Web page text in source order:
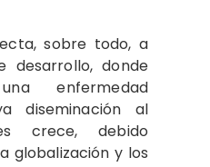
sobre todo, a
desarrollo, donde
enfermedad
diseminación al
crece, debido
globalización y los